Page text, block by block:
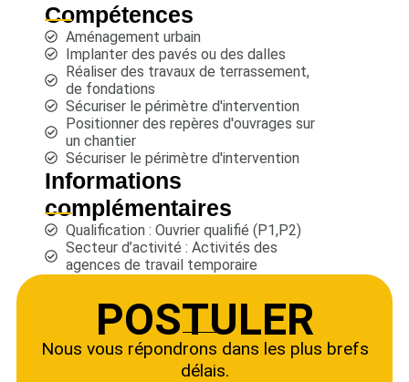
POSTULER
Nous vous répondrons dans les plus brefs
délais.
Compétences
Aménagement urbain
Implanter des pavés ou des dalles
Réaliser des travaux de terrassement,
de fondations
Sécuriser le périmètre d'intervention
Positionner des repères d'ouvrages sur
un chantier
Sécuriser le périmètre d'intervention
Informations
complémentaires
Qualification : Ouvrier qualifié (P1,P2)
Secteur d’activité : Activités des
agences de travail temporaire